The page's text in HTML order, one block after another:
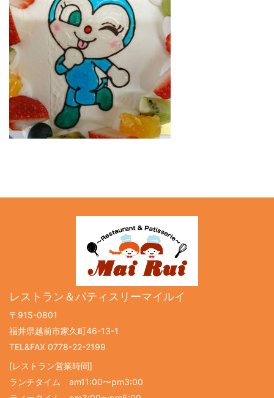
レストラン＆パティスリーマイルイ
〒915-0801
福井県越前市家久町46-13-1
TEL&FAX 0778-22-2199
[レストラン営業時間]
ランチタイム am11:00〜pm3:00